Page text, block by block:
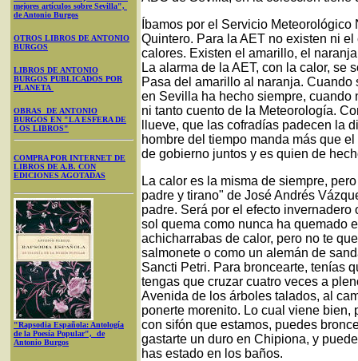
mejores artículos sobre Sevilla",
de Antonio Burgos
OTROS LIBROS DE ANTONIO
BURGOS
LIBROS DE ANTONIO
BURGOS PUBLICADOS POR
PLANETA
OBRAS DE ANTONIO
BURGOS EN "LA ESFERA DE
LOS LIBROS"
COMPRA POR INTERNET DE
LIBROS DE A.B. CON
EDICIONES AGOTADAS
"Rapsodia Española: Antología
de la Poesía Popular", de
Antonio Burgos
Íbamos por el Servicio
Quintero. Para la AET no existen ni
calores. Existen el amarillo, el
La alarma de la AET, con la calor, se
Pasa del amarillo al naranja.
en Sevilla ha hecho siempre, cuando
ni tanto cuento de la Meteorología.
llueve, que las cofradías padecen la
hombre del tiempo manda más que
de gobierno juntos y es quien de
La calor es la misma de siempre,
padre y tirano" de José Andrés
padre. Será por el efecto
sol quema como nunca ha quemado
achicharrabas de calor, pero no te
salmonete o como un alemán de
Sancti Petri. Para broncearte, tenías
tengas que cruzar cuatro veces a
Avenida de los árboles talados, al
ponerte morenito. Lo cual viene bien,
con sifón que estamos, puedes
gastarte un duro en Chipiona, y
has estado en los baños.